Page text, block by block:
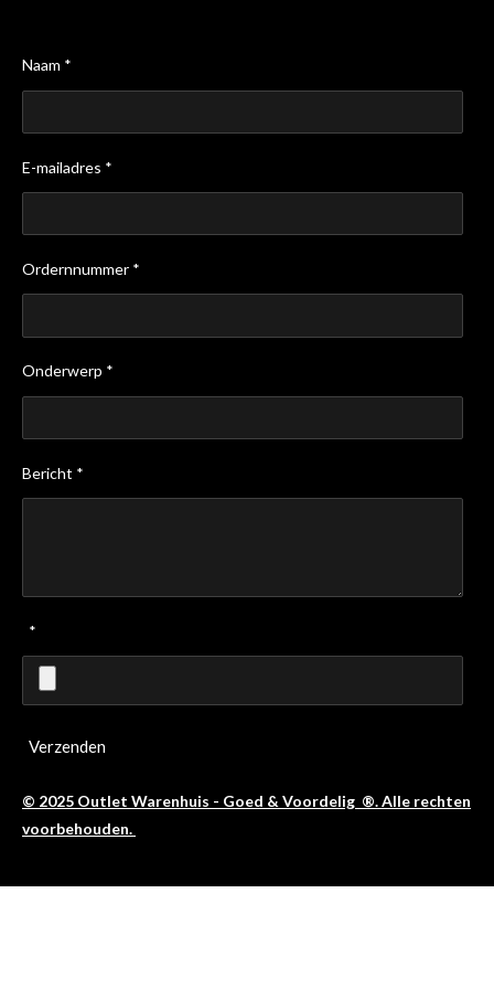
Naam *
E-mailadres *
Ordernnummer *
Onderwerp *
Bericht *
*
Verzenden
© 2025 Outlet Warenhuis - Goed & Voordelig ®. Alle rechten
voorbehouden.